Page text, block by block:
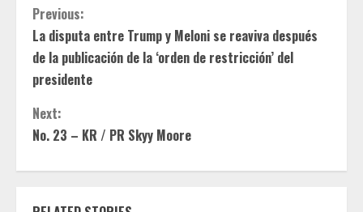
C
o
n
t
Previous:
La disputa entre Trump y Meloni se reaviva después
de la publicación de la ‘orden de restricción’ del
presidente
Next:
No. 23 – KR / PR Skyy Moore